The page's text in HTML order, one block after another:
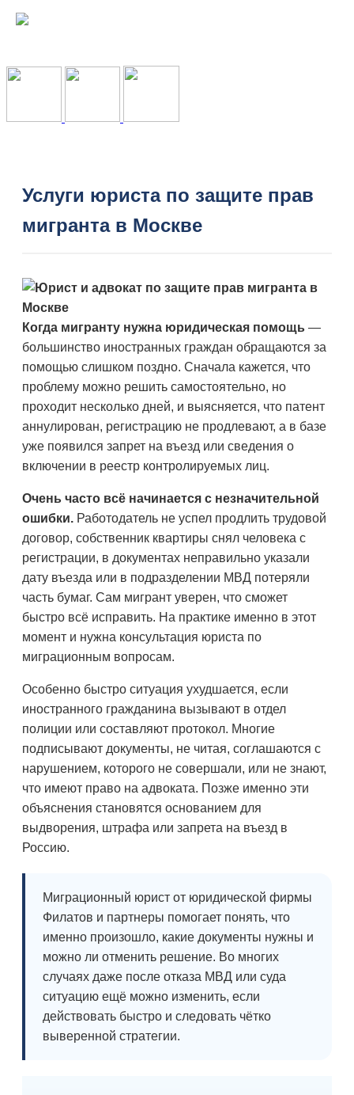
Услуги юриста по защите прав
мигранта в Москве
Когда мигранту нужна юридическая помощь —
большинство иностранных граждан обращаются за
помощью слишком поздно. Сначала кажется, что
проблему можно решить самостоятельно, но
проходит несколько дней, и выясняется, что патент
аннулирован, регистрацию не продлевают, а в базе
уже появился запрет на въезд или сведения о
включении в реестр контролируемых лиц.
Очень часто всё начинается с незначительной
ошибки. Работодатель не успел продлить трудовой
договор, собственник квартиры снял человека с
регистрации, в документах неправильно указали
дату въезда или в подразделении МВД потеряли
часть бумаг. Сам мигрант уверен, что сможет
быстро всё исправить. На практике именно в этот
момент и нужна консультация юриста по
миграционным вопросам.
Особенно быстро ситуация ухудшается, если
иностранного гражданина вызывают в отдел
полиции или составляют протокол. Многие
подписывают документы, не читая, соглашаются с
нарушением, которого не совершали, или не знают,
что имеют право на адвоката. Позже именно эти
объяснения становятся основанием для
выдворения, штрафа или запрета на въезд в
Россию.
Миграционный юрист от юридической фирмы
Филатов и партнеры помогает понять, что
именно произошло, какие документы нужны и
можно ли отменить решение. Во многих
случаях даже после отказа МВД или суда
ситуацию ещё можно изменить, если
действовать быстро и следовать чётко
выверенной стратегии.